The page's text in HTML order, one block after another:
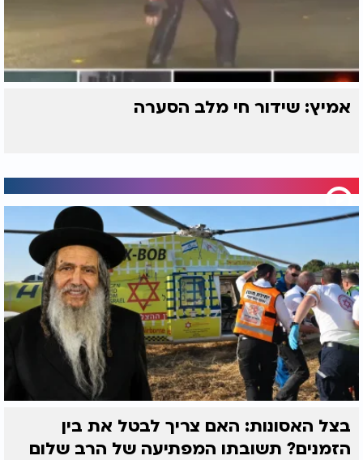
אמיץ: שידור חי מלב הסערה
בצל האסונות: האם צריך לבטל את בין
הזמנים? תשובתו המפתיעה של הרב שלום